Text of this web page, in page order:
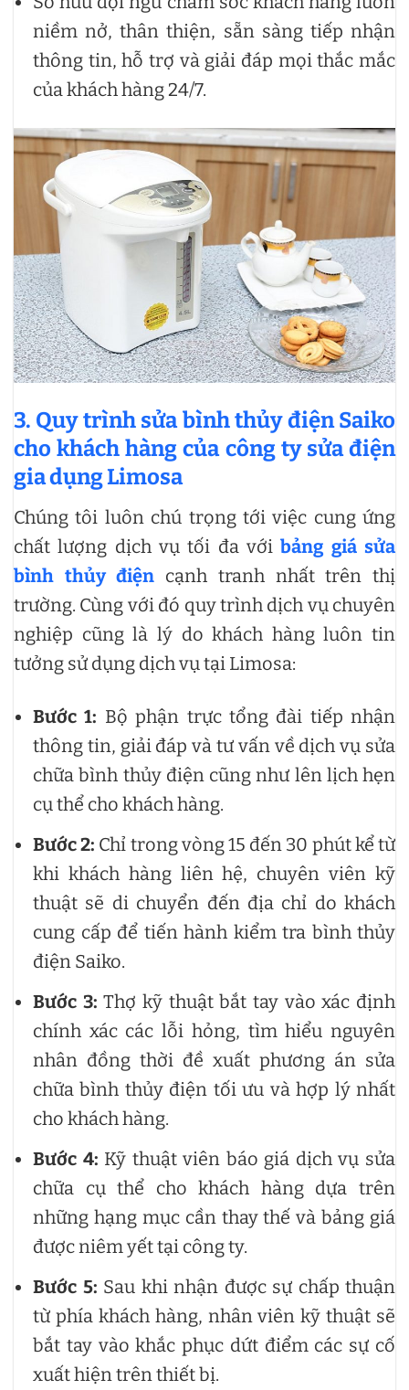
niềm nở, thân thiện, sẵn sàng tiếp nhận
thông tin, hỗ trợ và giải đáp mọi thắc mắc
của khách hàng 24/7.
3. Quy trình sửa bình thủy điện Saiko
cho khách hàng của công ty sửa điện
gia dụng Limosa
Chúng tôi luôn chú trọng tới việc cung ứng
chất lượng dịch vụ tối đa vớibảng giá sửa
bình thủy điện cạnh tranh nhất trên thị
trường. Cùng với đó quy trình dịch vụ chuyên
nghiệp cũng là lý do khách hàng luôn tin
tưởng sử dụng dịch vụ tại Limosa:
Bước 1: Bộ phận trực tổng đài tiếp nhận
thông tin, giải đáp và tư vấn về dịch vụ sửa
chữa bình thủy điện cũng như lên lịch hẹn
cụ thể cho khách hàng.
Bước 2: Chỉ trong vòng 15 đến 30 phút kể từ
khi khách hàng liên hệ, chuyên viên kỹ
thuật sẽ di chuyển đến địa chỉ do khách
cung cấp để tiến hành kiểm tra bình thủy
điện Saiko.
Bước 3: Thợ kỹ thuật bắt tay vào xác định
chính xác các lỗi hỏng, tìm hiểu nguyên
nhân đồng thời đề xuất phương án sửa
chữa bình thủy điện tối ưu và hợp lý nhất
cho khách hàng.
Bước 4: Kỹ thuật viên báo giá dịch vụ sửa
chữa cụ thể cho khách hàng dựa trên
những hạng mục cần thay thế và bảng giá
được niêm yết tại công ty.
Bước 5: Sau khi nhận được sự chấp thuận
từ phía khách hàng, nhân viên kỹ thuật sẽ
bắt tay vào khắc phục dứt điểm các sự cố
xuất hiện trên thiết bị.